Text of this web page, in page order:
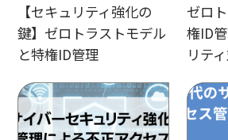
【セキュリティ強化の
鍵】ゼロトラストモデル
と特権ID管理
ゼロ
権ID
リテ